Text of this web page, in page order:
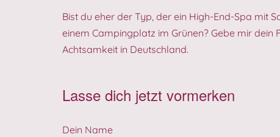
Bist du eher der Typ, der ein High-End-Spa mit
einem Campingplatz im Grünen? Gebe mir
Achtsamkeit in Deutschland.
Lasse dich jetzt vormerken
Dein Name